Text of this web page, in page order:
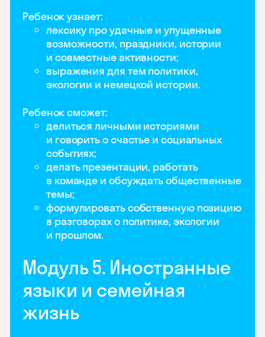
Ребенок узнает:
лексику про удачные и упущенные
возможности, праздники, истории
и совместные активности;
выражения для тем политики,
экологии и немецкой истории.
Ребенок сможет:
делиться личными историями
и говорить о счастье и социальных
событиях;
делать презентации, работать
в команде и обсуждать общественные
темы;
формулировать собственную позицию
в разговорах о политике, экологии
и прошлом.
Модуль 5. Иностранные
языки и семейная
жизнь